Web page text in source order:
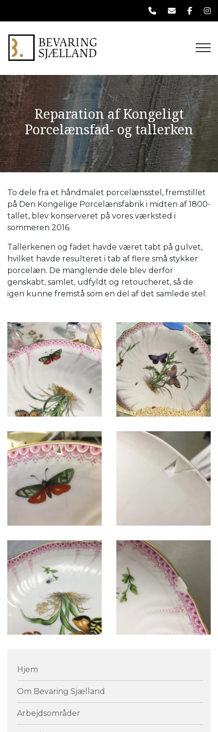
Reparation af Kongeligt
Porcelænsfad- og tallerken
To dele fra et håndmalet porcelænsstel, fremstillet
på Den Kongelige Porcelænsfabrik i midten af 1800-
tallet, blev konserveret på vores værksted i
sommeren 2016.
Tallerkenen og fadet havde været tabt på gulvet,
hvilket havde resulteret i tab af flere små stykker
porcelæn. De manglende dele blev derfor
genskabt, samlet, udfyldt og retoucheret, så de
igen kunne fremstå som en del af det samlede stel.
Primær
navigation
Hjem
Om Bevaring Sjælland
Arbejdsområder